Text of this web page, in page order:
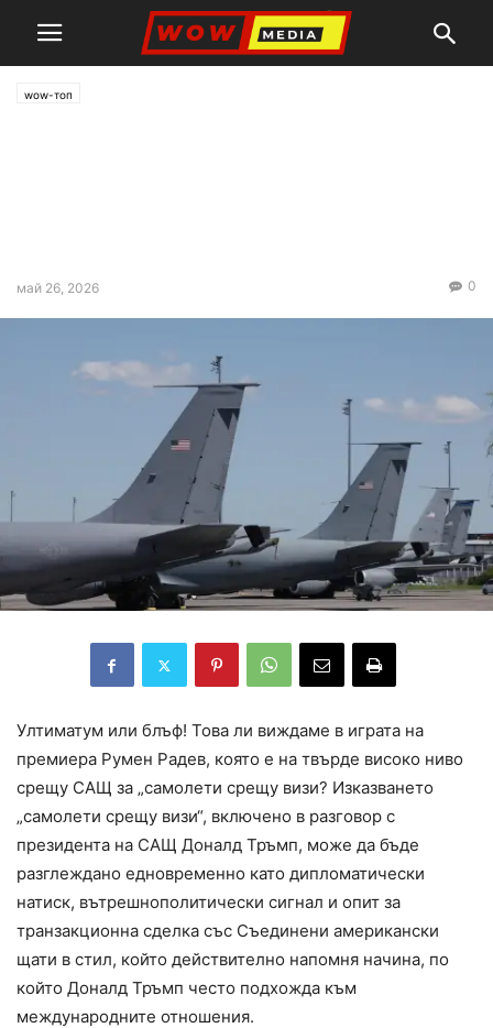
wow-топ
май 26, 2026 0
Ултиматум или блъф! Това ли виждаме в играта на
премиера Румен Радев, която е на твърде високо ниво
срещу САЩ за „самолети срещу визи? Изказването
„самолети срещу визи“, включено в разговор с
президента на САЩ Доналд Тръмп, може да бъде
разглеждано едновременно като дипломатически
натиск, вътрешнополитически сигнал и опит за
транзакционна сделка със Съединени американски
щати в стил, който действително напомня начина, по
който Доналд Тръмп често подхожда към
международните отношения.